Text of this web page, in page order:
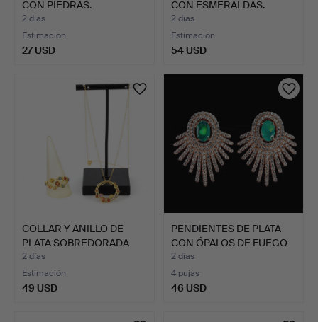
CON PIEDRAS.
2 días
Estimación
27 USD
CON ESMERALDAS.
2 días
Estimación
54 USD
COLLAR Y ANILLO DE
PLATA SOBREDORADA
CON G…
2 días
Estimación
49 USD
PENDIENTES DE PLATA
CON ÓPALOS DE FUEGO
VE…
2 días
4 pujas
46 USD